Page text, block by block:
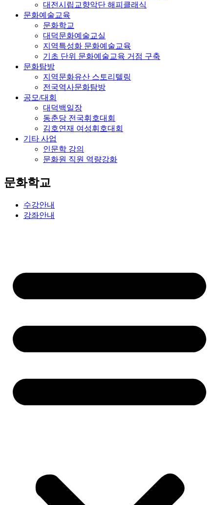
대전시립교향악단 해피클래식
문화예술교육
문화학교
대덕문화예술교실
지역특성화 문화예술교육
기초 단위 문화예술교육 거점 구축
문화탐방
지역문화유산 스토리텔링
전국역사문화탐방
공모/대회
대덕백일장
동춘당 전국휘호대회
김호연재 여성휘호대회
기타 사업
인문학 강의
문화원 직원 역량강화
문화학교
수강안내
강좌안내